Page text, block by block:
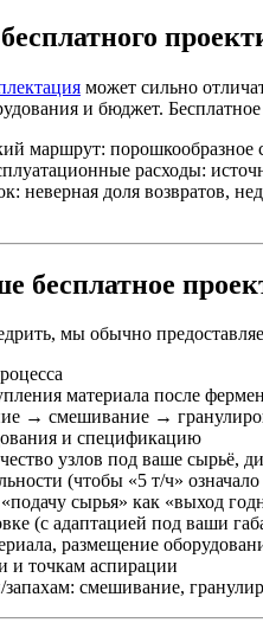
может сильно
и бюджет.
маршрут:
расходы:
неверная доля возвратов,
бесплатное
мы обычно
материала после
→ смешивание →
и спецификацию
узлов под ваше сырьё,
(чтобы «5 т/ч»
сырья» как «выход
(с адаптацией под ваши
размещение
и точкам аспирации
смешивание,